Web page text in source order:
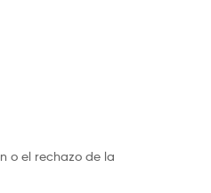
o el rechazo de la